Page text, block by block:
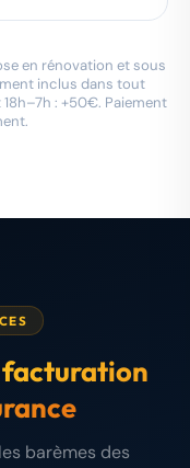
en rénovation et sous
inclus dans tout
18h–7h : +50€. Paiement
facturation
barèmes des